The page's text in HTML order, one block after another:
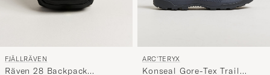
FJÄLLRÄVEN
Räven 28 Backpack
ARC'TERYX
Konseal Gore-Tex Trail